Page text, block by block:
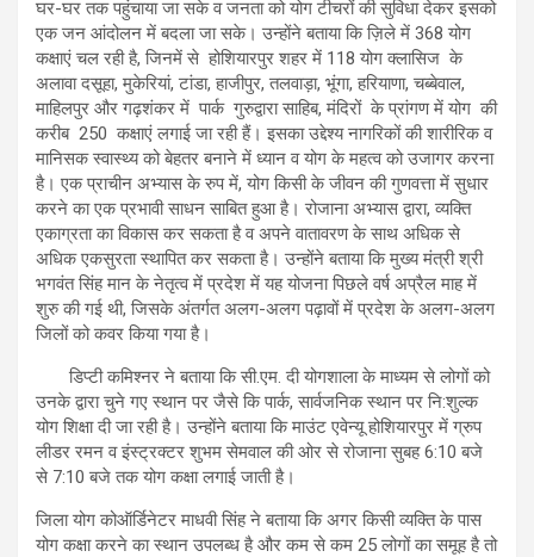
घर-घर तक पहुंचाया जा सके व जनता को योग टीचरों की सुविधा देकर इसको
एक जन आंदोलन में बदला जा सके। उन्होंने बताया कि ज़िले में 368 योग
कक्षाएं चल रही है, जिनमें से होशियारपुर शहर में 118 योग क्लासिज के
अलावा दसूहा, मुकेरियां, टांडा, हाजीपुर, तलवाड़ा, भूंगा, हरियाणा, चब्बेवाल,
माहिलपुर और गढ़शंकर में पार्क गुरुद्वारा साहिब, मंदिरों के प्रांगण में योग की
करीब 250 कक्षाएं लगाई जा रही हैं। इसका उद्देश्य नागरिकों की शारीरिक व
मानिसक स्वास्थ्य को बेहतर बनाने में ध्यान व योग के महत्व को उजागर करना
है। एक प्राचीन अभ्यास के रुप में, योग किसी के जीवन की गुणवत्ता में सुधार
करने का एक प्रभावी साधन साबित हुआ है। रोजाना अभ्यास द्वारा, व्यक्ति
एकाग्रता का विकास कर सकता है व अपने वातावरण के साथ अधिक से
अधिक एकसुरता स्थापित कर सकता है। उन्होंने बताया कि मुख्य मंत्री श्री
भगवंत सिंह मान के नेतृत्व में प्रदेश में यह योजना पिछले वर्ष अप्रैल माह में
शुरु की गई थी, जिसके अंतर्गत अलग-अलग पढ़ावों में प्रदेश के अलग-अलग
जिलों को कवर किया गया है।
डिप्टी कमिश्नर ने बताया कि सी.एम. दी योगशाला के माध्यम से लोगों को
उनके द्वारा चुने गए स्थान पर जैसे कि पार्क, सार्वजनिक स्थान पर नि:शुल्क
योग शिक्षा दी जा रही है। उन्होंने बताया कि माउंट एवेन्यू होशियारपुर में ग्रुप
लीडर रमन व इंस्ट्रक्टर शुभम सेमवाल की ओर से रोजाना सुबह 6:10 बजे
से 7:10 बजे तक योग कक्षा लगाई जाती है।
जिला योग कोऑर्डिनेटर माधवी सिंह ने बताया कि अगर किसी व्यक्ति के पास
योग कक्षा करने का स्थान उपलब्ध है और कम से कम 25 लोगों का समूह है तो